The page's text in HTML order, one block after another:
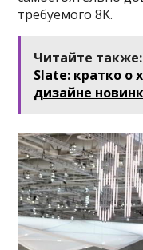
требуемого 8K.
Читайте также:
Slate: кратко о
дизайне